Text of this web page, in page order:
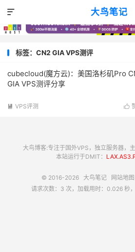
大鸟笔记

标签：CN2 GIA VPS测评
cubecloud(魔方云)：美国洛杉矶Pro
GIA VPS测评分享

 VPS评测
大鸟博客:专注于国外VPS，独立服务器，
本站运行于DMIT：
© 2016-2026 大鸟笔记 网站地图
请求次数：3 次，加载用时：0.026 秒